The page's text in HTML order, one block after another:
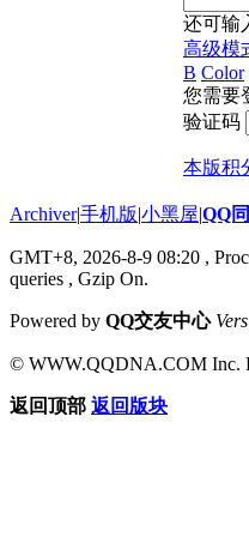
还可输
高级模
B Color
您需要
验证码
本版积
Archiver|手机版|小黑屋|QQ
GMT+8, 2026-8-9 08:20 ,
queries , Gzip On.
Powered by QQ交友中心
© WWW.QQDNA.COM Inc.
返回顶部 返回版块